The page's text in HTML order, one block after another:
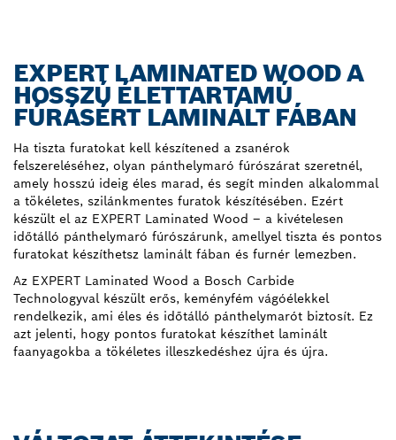
EXPERT LAMINATED WOOD A
HOSSZÚ ÉLETTARTAMÚ
FÚRÁSÉRT LAMINÁLT FÁBAN
Ha tiszta furatokat kell készítened a zsanérok
felszereléséhez, olyan pánthelymaró fúrószárat szeretnél,
amely hosszú ideig éles marad, és segít minden alkalommal
a tökéletes, szilánkmentes furatok készítésében. Ezért
készült el az EXPERT Laminated Wood – a kivételesen
időtálló pánthelymaró fúrószárunk, amellyel tiszta és pontos
furatokat készíthetsz laminált fában és furnér lemezben.
Az EXPERT Laminated Wood a Bosch Carbide
Technologyval készült erős, keményfém vágóélekkel
rendelkezik, ami éles és időtálló pánthelymarót biztosít. Ez
azt jelenti, hogy pontos furatokat készíthet laminált
faanyagokba a tökéletes illeszkedéshez újra és újra.